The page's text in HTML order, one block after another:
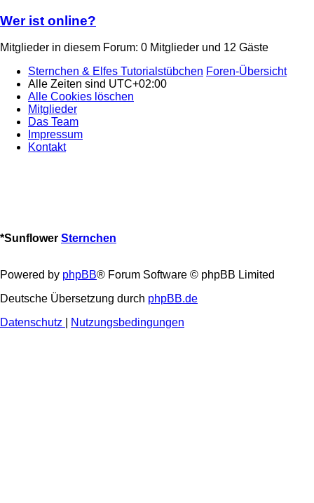
Wer ist online?
Mitglieder in diesem Forum: 0 Mitglieder und 12 Gäste
Sternchen & Elfes Tutorialstübchen Foren-Übersicht
Alle Zeiten sind UTC+02:00
Alle Cookies löschen
Mitglieder
Das Team
Impressum
Kontakt
*Sunflower Sternchen
Powered by phpBB® Forum Software © phpBB Limited
Deutsche Übersetzung durch phpBB.de
Datenschutz
Nutzungsbedingungen